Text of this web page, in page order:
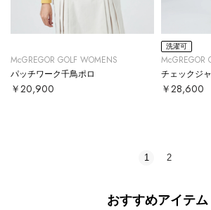
McGREGOR GOLF WOMENS
パッチワーク千鳥ポロ
￥20,900
洗濯可
McGREGOR
チェックジ
￥28,600
1 2
おすすめアイテム